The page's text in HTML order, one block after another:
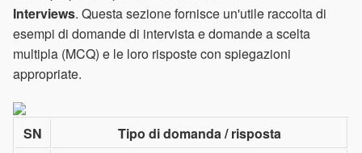
Interviews. Questa sezione fornisce un'utile raccolta di
esempi di domande di intervista e domande a scelta
multipla (MCQ) e le loro risposte con spiegazioni
appropriate.
SN Tipo di domanda / risposta